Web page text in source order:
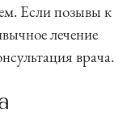
Если позывы к
лечение
врача.